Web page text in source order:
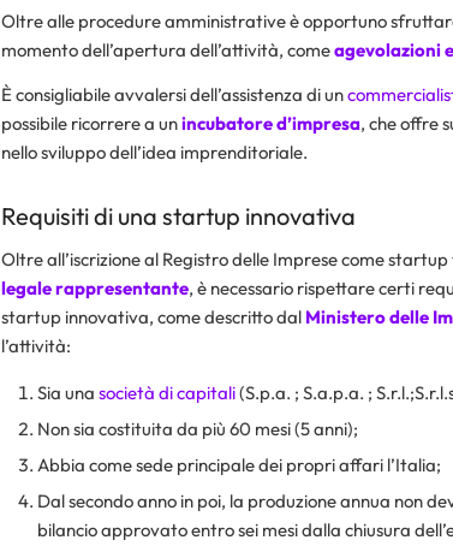
Oltre alle procedure amministrative è opportuno
momento dell’apertura dell’attività, comeagevolazioni
È consigliabile avvalersi dell’assistenza di un
possibile ricorrere a unincubatore d’impresa, che offre
nello sviluppo dell’idea imprenditoriale.
Requisiti di una startup innovativa
Oltre all’iscrizione al Registro delle Imprese come
legale rappresentante, è necessario rispettare certi
startup innovativa, come descritto dal Ministero delle
l’attività:
Sia una società di capitali(S.p.a. ; S.a.p.a. ;
Non sia costituita da più 60 mesi (5 anni);
Abbia come sede principale dei propri affari l’Italia;
Dal secondo anno in poi, la produzione annua non
bilancio approvato entro sei mesi dalla chiusura